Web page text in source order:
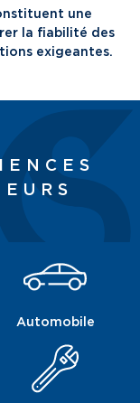
une
la fiabilité des
exigeantes.
Automobile